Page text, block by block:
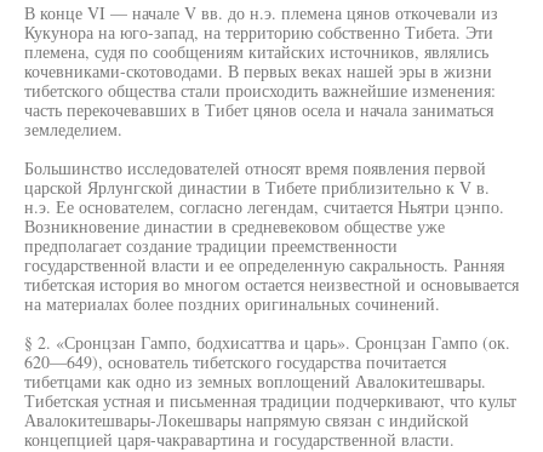
В конце VI — начале V вв. до н.э. племена цянов откочевали из
Кукунора на юго-запад, на территорию собственно Тибета. Эти
племена, судя по сообщениям китайских источников, являлись
кочевниками-скотоводами. В первых веках нашей эры в жизни
тибетского общества стали происходить важнейшие изменения:
часть перекочевавших в Тибет цянов осела и начала заниматься
земледелием.
Большинство исследователей относят время появления первой
царской Ярлунгской династии в Тибете приблизительно к V в.
н.э. Ее основателем, согласно легендам, считается Ньятри цэнпо.
Возникновение династии в средневековом обществе уже
предполагает создание традиции преемственности
государственной власти и ее определенную сакральность. Ранняя
тибетская история во многом остается неизвестной и основывается
на материалах более поздних оригинальных сочинений.
§ 2. «Сронцзан Гампо, бодхисаттва и царь». Сронцзан Гампо (ок.
620—649), основатель тибетского государства почитается
тибетцами как одно из земных воплощений Авалокитешвары.
Тибетская устная и письменная традиции подчеркивают, что культ
Авалокитешвары-Локешвары напрямую связан с индийской
концепцией царя-чакравартина и государственной власти.